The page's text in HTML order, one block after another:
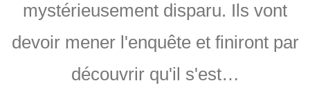
mystérieusement disparu. Ils vont
devoir mener l'enquête et finiront par
découvrir qu'il s'est…